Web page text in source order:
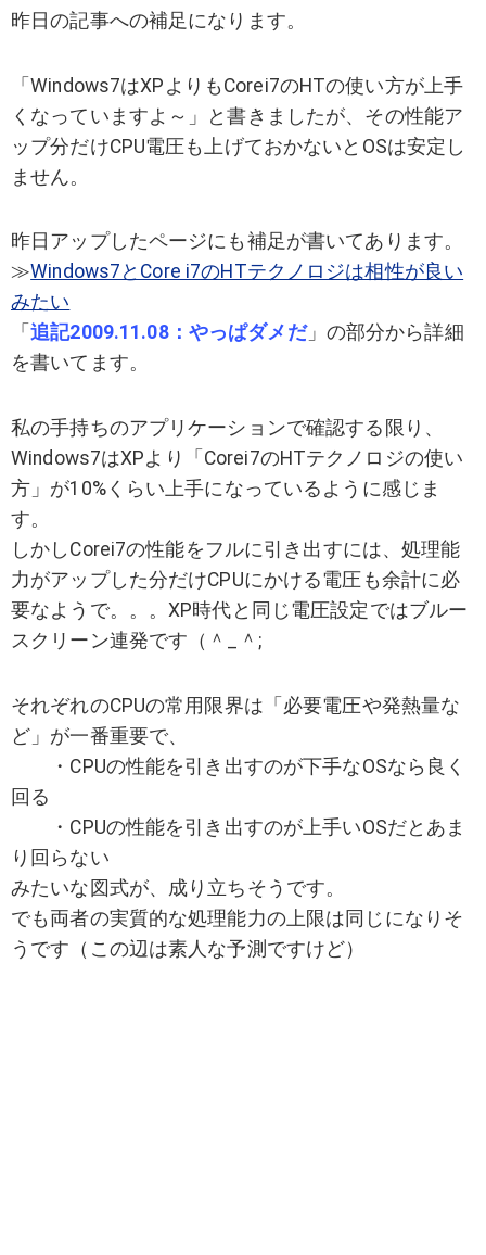
昨日の記事への補足になります。
「Windows7はXPよりもCorei7のHTの使い方が上手
くなっていますよ～」と書きましたが、その性能ア
ップ分だけCPU電圧も上げておかないとOSは安定し
ません。
昨日アップしたページにも補足が書いてあります。
≫Windows7とCore i7のHTテクノロジは相性が良い
みたい
「追記2009.11.08：やっぱダメだ」の部分から詳細
を書いてます。
私の手持ちのアプリケーションで確認する限り、
Windows7はXPより「Corei7のHTテクノロジの使い
方」が10%くらい上手になっているように感じま
す。
しかしCorei7の性能をフルに引き出すには、処理能
力がアップした分だけCPUにかける電圧も余計に必
要なようで。。。XP時代と同じ電圧設定ではブルー
スクリーン連発です（＾_＾;
それぞれのCPUの常用限界は「必要電圧や発熱量な
ど」が一番重要で、
・CPUの性能を引き出すのが下手なOSなら良く
回る
・CPUの性能を引き出すのが上手いOSだとあま
り回らない
みたいな図式が、成り立ちそうです。
でも両者の実質的な処理能力の上限は同じになりそ
うです（この辺は素人な予測ですけど）